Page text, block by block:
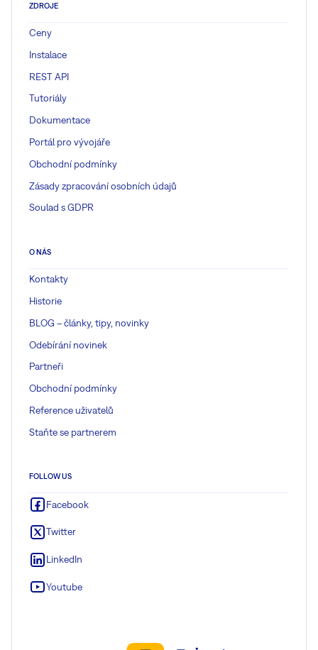
ZDROJE
Ceny
Instalace
REST API
Tutoriály
Dokumentace
Portál pro vývojáře
Obchodní podmínky
Zásady zpracování osobních údajů
Soulad s GDPR
O NÁS
Kontakty
Historie
BLOG – články, tipy, novinky
Odebírání novinek
Partneři
Obchodní podmínky
Reference uživatelů
Staňte se partnerem
FOLLOW US
Facebook
Twitter
LinkedIn
Youtube